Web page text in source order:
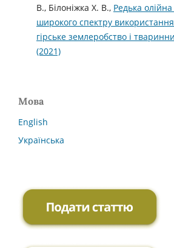
В., Білоніжка Х. В., Редька
широкого спектру використання
гірське землеробство і
(2021)
Мова
English
Українська